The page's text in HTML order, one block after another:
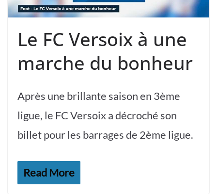
Le FC Versoix à une
marche du bonheur
Après une brillante saison en 3ème
ligue, le FC Versoix a décroché son
billet pour les barrages de 2ème ligue.
Read More